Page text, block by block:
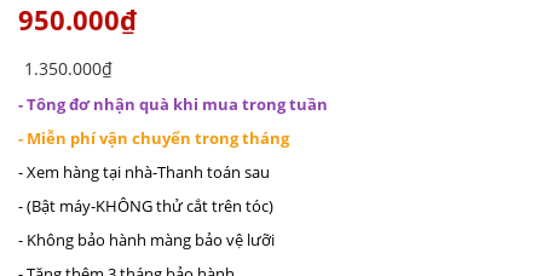
950.000₫
1.350.000₫
- Tông đơ nhận quà khi mua trong tuần
- Miễn phí vận chuyển trong tháng
- Xem hàng tại nhà-Thanh toán sau
- (Bật máy-KHÔNG thử cắt trên tóc)
- Không bảo hành màng bảo vệ lưỡi